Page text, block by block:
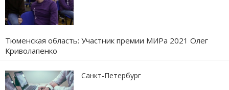
Тюменская область: Участник премии МИРа 2021 Олег
Криволапенко
Санкт-Петербург